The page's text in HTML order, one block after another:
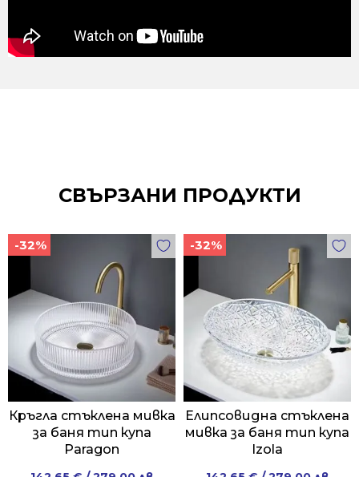
СВЪРЗАНИ ПРОДУКТИ
-32%
Кръгла стъклена мивка
за баня тип купа
Paragon
-32%
Елипсовидна стъклена
мивка за баня тип купа
Izola